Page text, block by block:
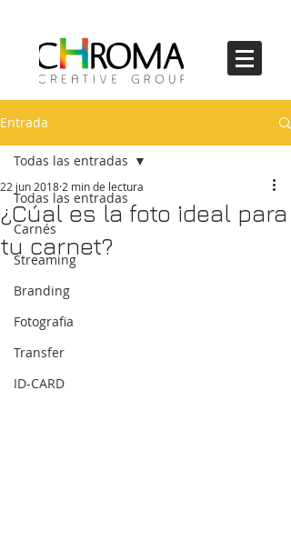
Entrada
Todas las entradas
Carnés
Streaming
Branding
Fotografia
Transfer
ID-CARD
Todas las entradas
¿Cúal es la foto ideal para
tu carnet?
22 jun 2018 2 min de lectura